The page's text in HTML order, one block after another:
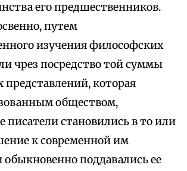
его предшественников.
путем
изучения философских
чрез посредство той суммы
которая
обществом,
писатели становились в то или
к современной им
поддавались ее